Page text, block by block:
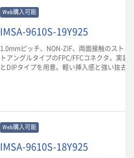
Web購入可能
IMSA-9610S-19Y925
1.0mmピッチ、NON-ZIF、両面接触のストレ
トアングルタイプのFPC/FFCコネクタ。実装
とDIPタイプを用意。軽い挿入感と強い抜去
Web購入可能
IMSA-9610S-18Y925